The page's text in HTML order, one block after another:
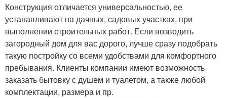
Конструкция отличается универсальностью, ее
устанавливают на дачных, садовых участках, при
выполнении строительных работ. Если возводить
загородный дом для вас дорого, лучше сразу подобрать
такую постройку со всеми удобствами для комфортного
пребывания. Клиенты компании имеют возможность
заказать бытовку с душем и туалетом, а также любой
комплектации, размера и пр.